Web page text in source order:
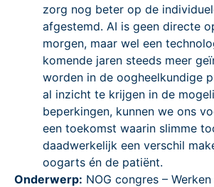
zorg nog beter op de
afgestemd. AI is geen directe
morgen, maar wel een
komende jaren steeds meer
worden in de oogheelkundige
al inzicht te krijgen in de
beperkingen, kunnen we ons
een toekomst waarin slimme
daadwerkelijk een verschil
oogarts én de patiënt.
Onderwerp: NOG congres –